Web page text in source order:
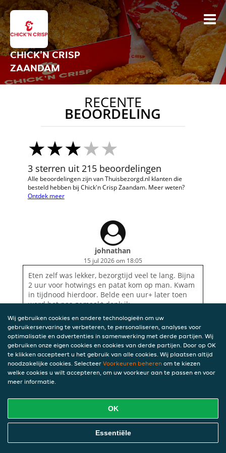
CHICK'N CRISP
ZAANDAM
RECENTE
BEOORDELING
3 sterren uit 215 beoordelingen
Alle beoordelingen zijn van Thuisbezorgd.nl klanten die
besteld hebben bij Chick'n Crisp Zaandam. Meer weten?
Ontdek meer
johnathan
15 jul 2026 om 18:05
Eten zelf was lekker, bezorgtijd veel te lang. Bijna
2 uur voor hotwings en patat kom op man. Kwam
in tijdnood hierdoor. Belde een uur+ later toen
werd het pas gemaakt denk ik.
Wij gebruiken cookies en andere technologieën om uw
gebruikerservaring te verbeteren, te personaliseren, analyses voor
optimalisatie en advertenties in samenwerking met derde partijen. Wij
gebruiken onze eigen cookies en cookies van derde partijen. Door op OK
te klikken accepteert u het gebruik van alle cookies. Wij plaatsen altijd
noodzakelijke cookies. Selecteer Voorkeuren beheren om te kiezen
welke cookies u wilt accepteren, om uw voorkeur aan te passen en voor
meer informatie.
OK
Essentiële